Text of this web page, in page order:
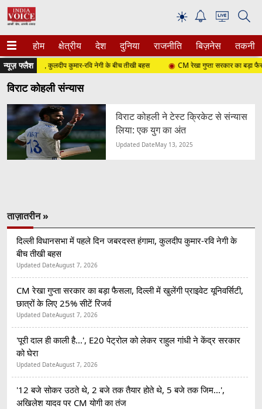
☀
होम क्षेत्रीय देश दुनिया राजनीति बिज़नेस तकनीक
न्यूज़ फ्लैश
हंगामा, कुलदीप कुमार-रवि नेगी के बीच तीखी बहस CM रेखा गुप्ता सरकार का बड़ा फैसला,
विराट कोहली संन्यास
विराट कोहली ने टेस्ट क्रिकेट से संन्यास
लिया: एक युग का अंत
Updated DateMay 13, 2025
ताज़ातरीन »
दिल्ली विधानसभा में पहले दिन जबरदस्त हंगामा, कुलदीप कुमार-रवि नेगी के
बीच तीखी बहस
Updated DateAugust 7, 2026
CM रेखा गुप्ता सरकार का बड़ा फैसला, दिल्ली में खुलेंगी प्राइवेट यूनिवर्सिटी,
छात्रों के लिए 25% सीटें रिजर्व
Updated DateAugust 7, 2026
'पूरी दाल ही काली है...', E20 पेट्रोल को लेकर राहुल गांधी ने केंद्र सरकार
को घेरा
Updated DateAugust 7, 2026
'12 बजे सोकर उठते थे, 2 बजे तक तैयार होते थे, 5 बजे तक जिम...',
अखिलेश यादव पर CM योगी का तंज